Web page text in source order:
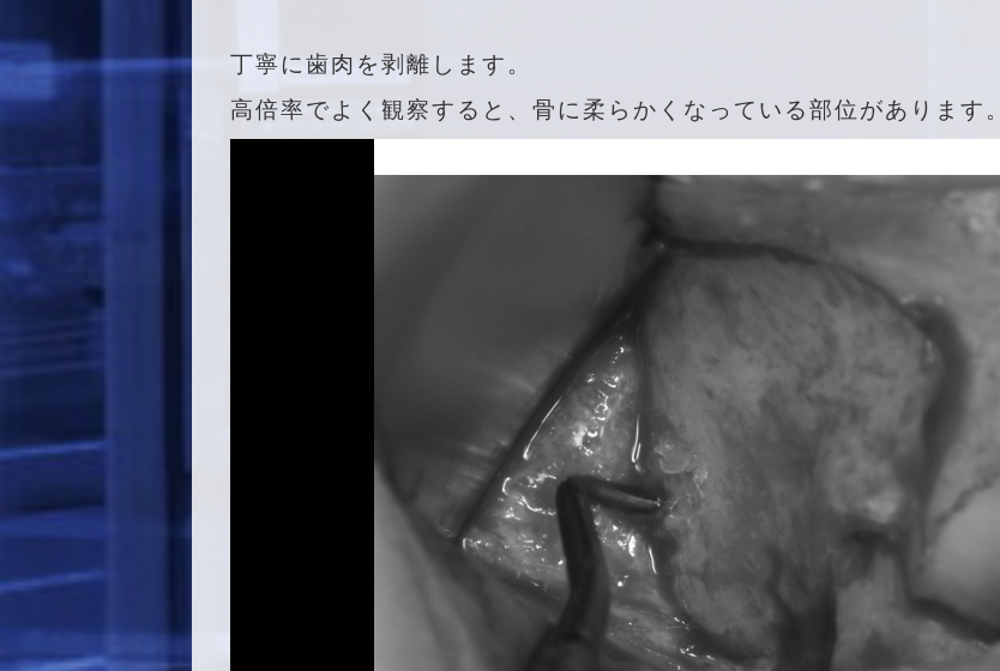
丁寧に歯肉を剥離します。
高倍率でよく観察すると、骨に柔らかくなっている部位があります。